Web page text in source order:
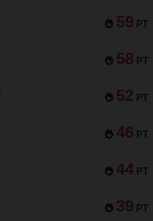
59 PT
58 PT
52 PT
46 PT
44 PT
39 PT